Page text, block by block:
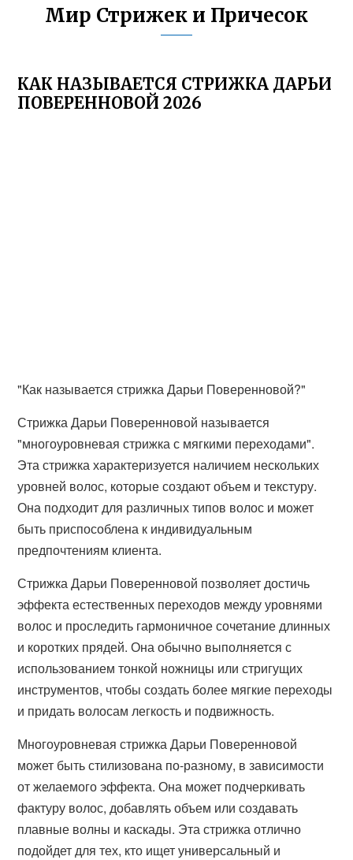
Мир Стрижек и Причесок
КАК НАЗЫВАЕТСЯ СТРИЖКА ДАРЬИ
ПОВЕРЕННОВОЙ 2026
"Как называется стрижка Дарьи Поверенновой?"
Стрижка Дарьи Поверенновой называется
"многоуровневая стрижка с мягкими переходами".
Эта стрижка характеризуется наличием нескольких
уровней волос, которые создают объем и текстуру.
Она подходит для различных типов волос и может
быть приспособлена к индивидуальным
предпочтениям клиента.
Стрижка Дарьи Поверенновой позволяет достичь
эффекта естественных переходов между уровнями
волос и проследить гармоничное сочетание длинных
и коротких прядей. Она обычно выполняется с
использованием тонкой ножницы или стригущих
инструментов, чтобы создать более мягкие переходы
и придать волосам легкость и подвижность.
Многоуровневая стрижка Дарьи Поверенновой
может быть стилизована по-разному, в зависимости
от желаемого эффекта. Она может подчеркивать
фактуру волос, добавлять объем или создавать
плавные волны и каскады. Эта стрижка отлично
подойдет для тех, кто ищет универсальный и